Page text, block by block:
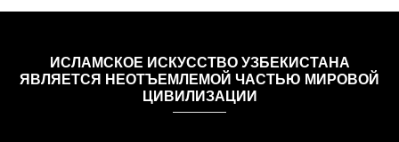
ИСЛАМСКОЕ ИСКУССТВО УЗБЕКИСТАНА
ЯВЛЯЕТСЯ НЕОТЪЕМЛЕМОЙ ЧАСТЬЮ МИРОВОЙ
ЦИВИЛИЗАЦИИ